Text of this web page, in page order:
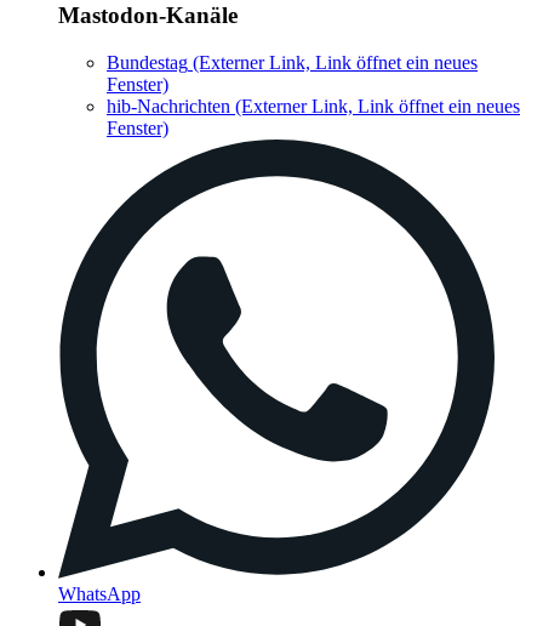
Mastodon-Kanäle
Bundestag (Externer Link, Link öffnet ein neues
Fenster)
hib-Nachrichten (Externer Link, Link öffnet ein neues
Fenster)
WhatsApp